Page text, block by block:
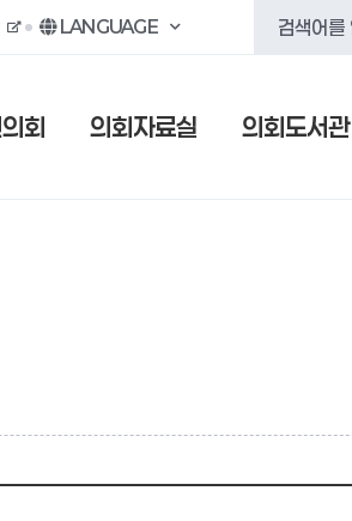
LANGUAGE
회 의회자료실 의회도서관